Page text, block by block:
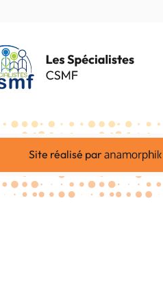
Site réalisé par